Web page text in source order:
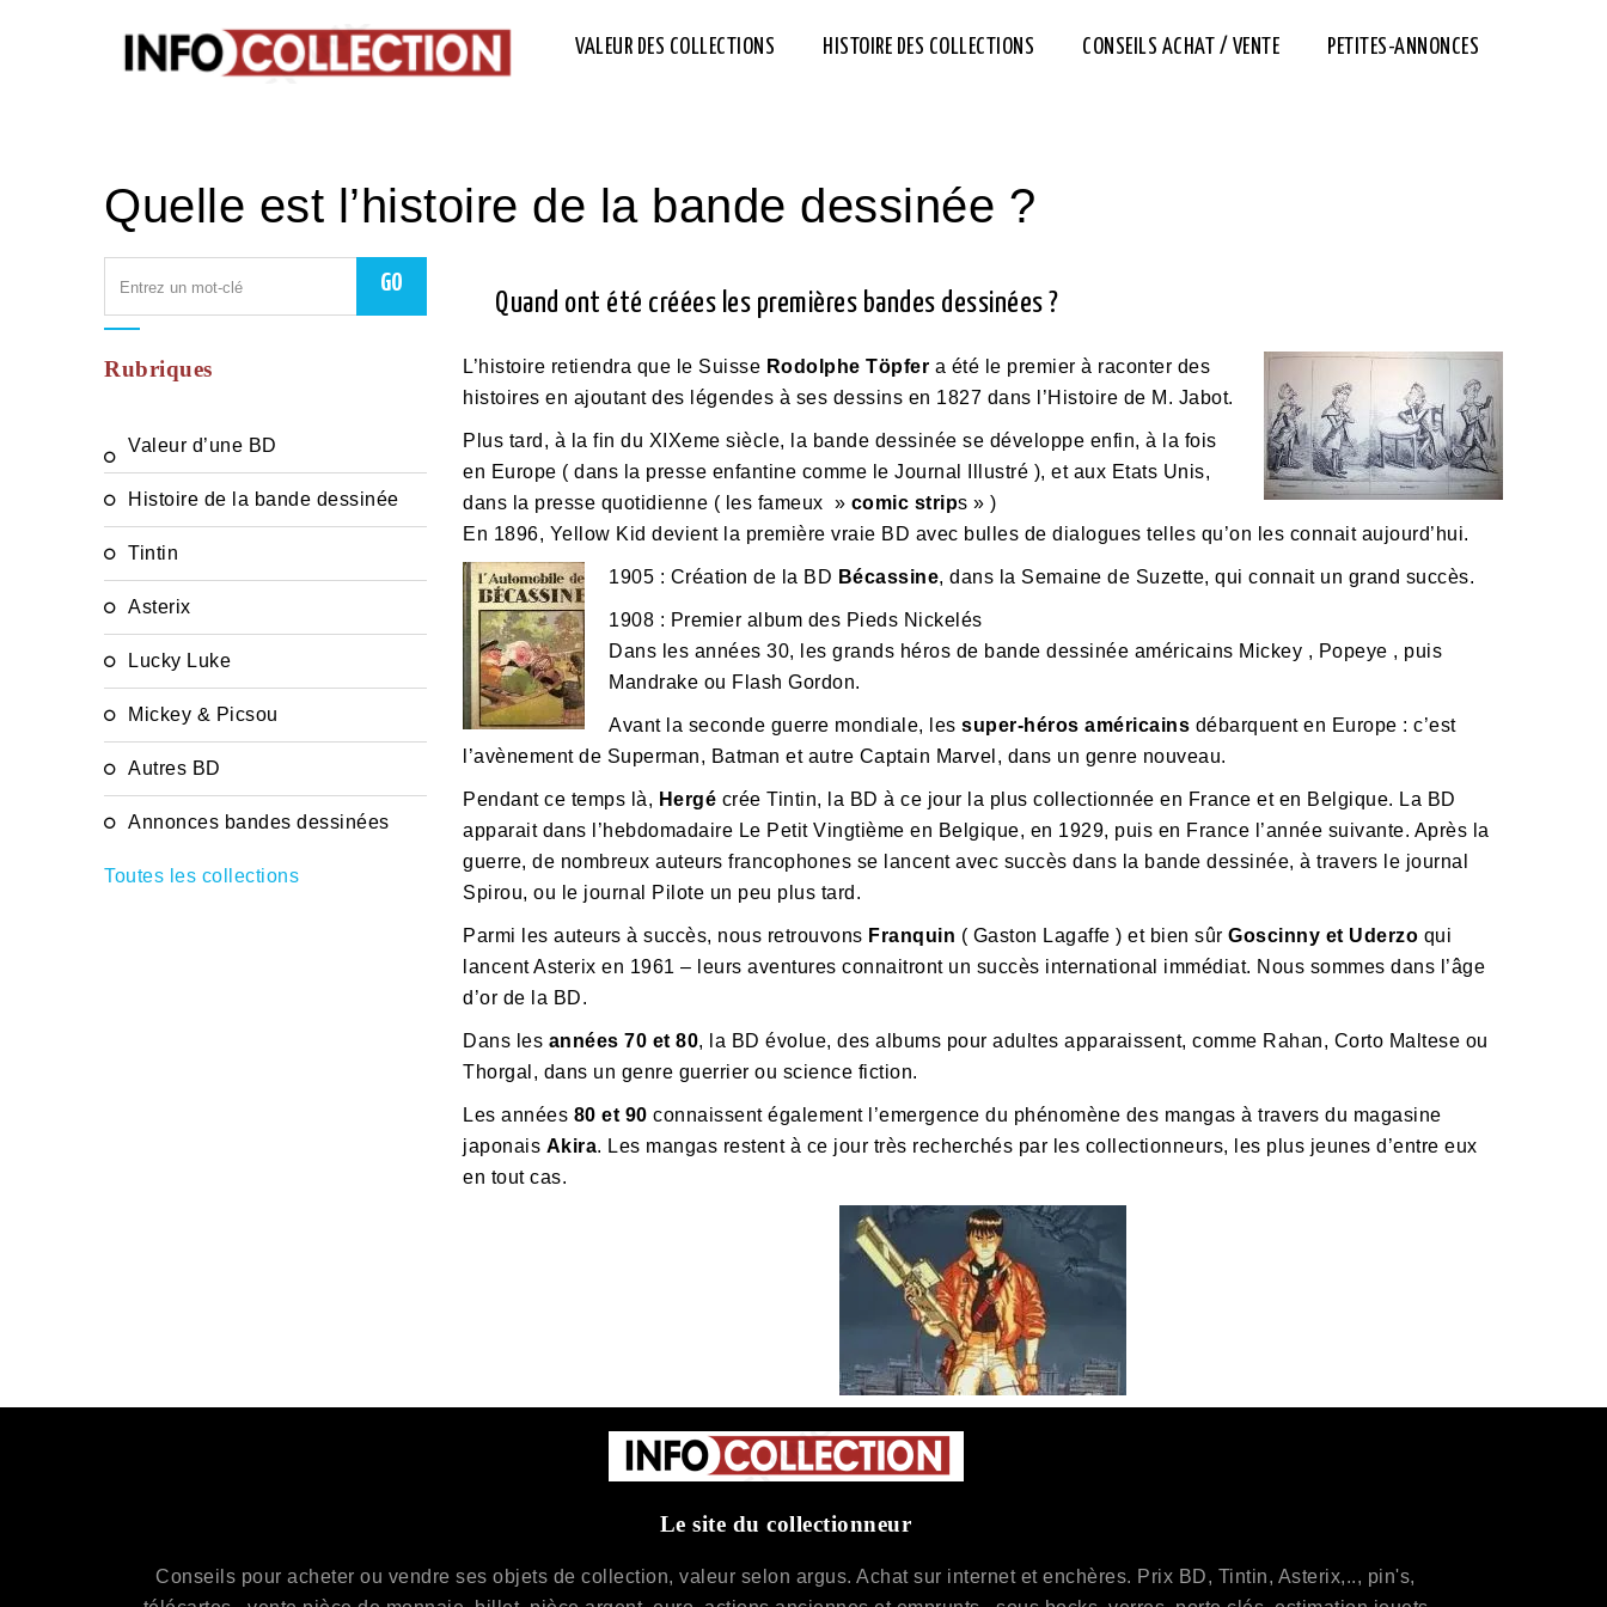
VALEUR DES COLLECTIONS HISTOIRE DES COLLECTIONS CONSEILS ACHAT / VENTE PETITES-ANNONCES
Quelle est l’histoire de la bande dessinée ?
Quand ont été créées les premières bandes dessinées ?
L’histoire retiendra que le Suisse Rodolphe Töpfer a été le premier à raconter des
histoires en ajoutant des légendes à ses dessins en 1827 dans l’Histoire de M. Jabot.
Plus tard, à la fin du XIXeme siècle, la bande dessinée se développe enfin, à la fois
en Europe ( dans la presse enfantine comme le Journal Illustré ), et aux Etats Unis,
dans la presse quotidienne ( les fameux » comic strips » )
En 1896, Yellow Kid devient la première vraie BD avec bulles de dialogues telles qu’on les connait aujourd’hui.
1905 : Création de la BD Bécassine, dans la Semaine de Suzette, qui connait un grand succès.
1908 : Premier album des Pieds Nickelés
Dans les années 30, les grands héros de bande dessinée américains Mickey , Popeye , puis
Mandrake ou Flash Gordon.
Avant la seconde guerre mondiale, les super-héros américains débarquent en Europe : c’est
l’avènement de Superman, Batman et autre Captain Marvel, dans un genre nouveau.
Pendant ce temps là, Hergé crée Tintin, la BD à ce jour la plus collectionnée en France et en Belgique. La BD
apparait dans l’hebdomadaire Le Petit Vingtième en Belgique, en 1929, puis en France l’année suivante. Après la
guerre, de nombreux auteurs francophones se lancent avec succès dans la bande dessinée, à travers le journal
Spirou, ou le journal Pilote un peu plus tard.
Parmi les auteurs à succès, nous retrouvons Franquin ( Gaston Lagaffe ) et bien sûr Goscinny et Uderzo qui
lancent Asterix en 1961 – leurs aventures connaitront un succès international immédiat. Nous sommes dans l’âge
d’or de la BD.
Dans les années 70 et 80, la BD évolue, des albums pour adultes apparaissent, comme Rahan, Corto Maltese ou
Thorgal, dans un genre guerrier ou science fiction.
Les années 80 et 90 connaissent également l’emergence du phénomène des mangas à travers du magasine
japonais Akira. Les mangas restent à ce jour très recherchés par les collectionneurs, les plus jeunes d’entre eux
en tout cas.
Rubriques
Valeur d’une BD
Histoire de la bande dessinée
Tintin
Asterix
Lucky Luke
Mickey & Picsou
Autres BD
Annonces bandes dessinées
Toutes les collections
Le site du collectionneur
Conseils pour acheter ou vendre ses objets de collection, valeur selon argus. Achat sur internet et enchères. Prix BD, Tintin, Asterix,.., pin's,